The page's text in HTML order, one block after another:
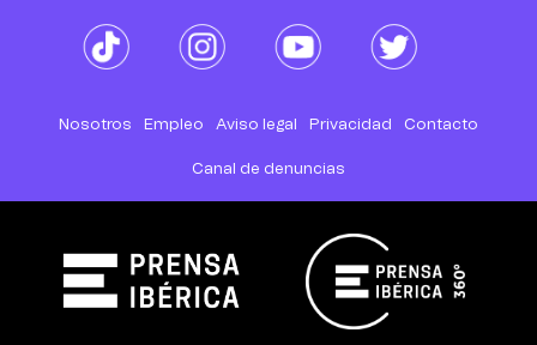
Nosotros Empleo Aviso legal Privacidad Contacto
Canal de denuncias